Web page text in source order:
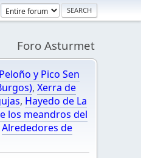
Foro Asturmet
y Pico Sen
, Xerra de
, Hayedo de La
los meandros del
Alrededores de